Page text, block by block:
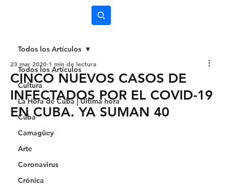
Todos los Artículos
Cultura
La Hora de Cuba | Última hora
Cuba
Camagüey
Arte
Coronavirus
Crónica
Todos los Artículos
CINCO NUEVOS CASOS DE
INFECTADOS POR EL COVID-19
EN CUBA. YA SUMAN 40
23 mar 2020 1 min de lectura